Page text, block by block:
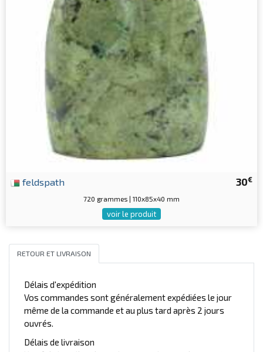
30€
feldspath
720 grammes | 110x85x40 mm
voir le produit
RETOUR ET LIVRAISON
Délais d'expédition
Vos commandes sont généralement expédiées le jour
même de la commande et au plus tard après 2 jours
ouvrés.
Délais de livraison